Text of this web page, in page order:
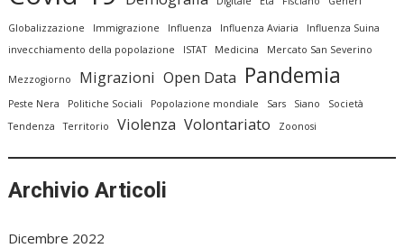
Globalizzazione Immigrazione Influenza Influenza Aviaria
Influenza Suina
invecchiamento della popolazione
ISTAT Medicina Mercato San Severino
Mezzogiorno Migrazioni Open Data Pandemia
Peste Nera Politiche Sociali Popolazione mondiale Sars Siano
Società
Tendenza
Territorio Violenza Volontariato Zoonosi
Archivio Articoli
Dicembre 2022